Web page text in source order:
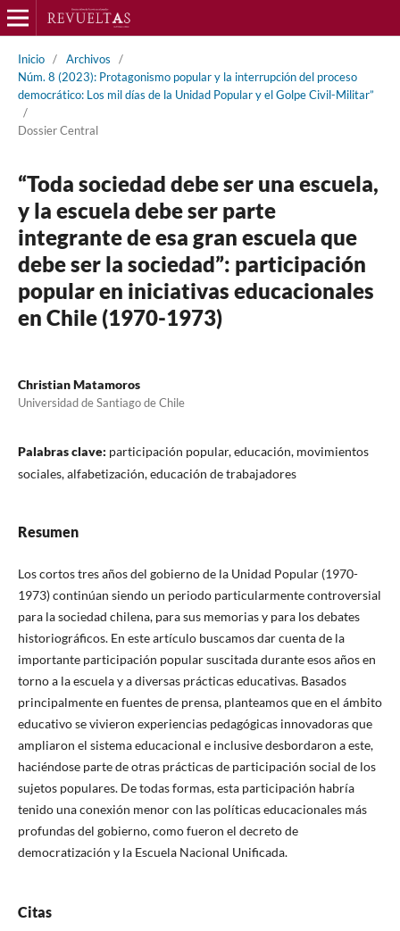
Inicio / Archivos
/
Núm. 8 (2023): Protagonismo popular y la interrupción del proceso
democrático: Los mil días de la Unidad Popular y el Golpe Civil-Militar”
/
Dossier Central
“Toda sociedad debe ser una escuela,
y la escuela debe ser parte
integrante de esa gran escuela que
debe ser la sociedad”: participación
popular en iniciativas educacionales
en Chile (1970-1973)
Christian Matamoros
Universidad de Santiago de Chile
Palabras clave: participación popular, educación, movimientos
sociales, alfabetización, educación de trabajadores
Resumen
Los cortos tres años del gobierno de la Unidad Popular (1970-
1973) continúan siendo un periodo particularmente controversial
para la sociedad chilena, para sus memorias y para los debates
historiográficos. En este artículo buscamos dar cuenta de la
importante participación popular suscitada durante esos años en
torno a la escuela y a diversas prácticas educativas. Basados
principalmente en fuentes de prensa, planteamos que en el ámbito
educativo se vivieron experiencias pedagógicas innovadoras que
ampliaron el sistema educacional e inclusive desbordaron a este,
haciéndose parte de otras prácticas de participación social de los
sujetos populares. De todas formas, esta participación habría
tenido una conexión menor con las políticas educacionales más
profundas del gobierno, como fueron el decreto de
democratización y la Escuela Nacional Unificada.
Citas